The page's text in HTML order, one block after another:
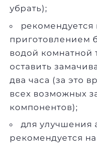
убрать);
рекомендуется
приготовлением
водой комнатной
оставить
два часа (за это
всех возможных
компонентов);
для улучшения
рекомендуется